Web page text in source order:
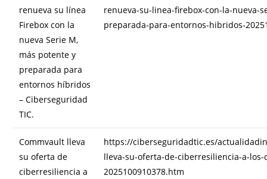
renueva su línea
Firebox con la
nueva Serie M,
más potente y
preparada para
entornos híbridos
– Ciberseguridad
TIC.
renueva-su-linea-firebox-con-la-nueva-
preparada-para-entornos-hibridos-
Commvault lleva
su oferta de
ciberresiliencia a
https://ciberseguridadtic.es/
lleva-su-oferta-de-ciberresiliencia-a-
2025100910378.htm